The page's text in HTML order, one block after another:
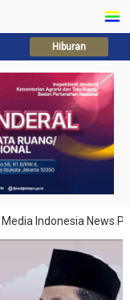
Hiburan
Indonesia News Pilar